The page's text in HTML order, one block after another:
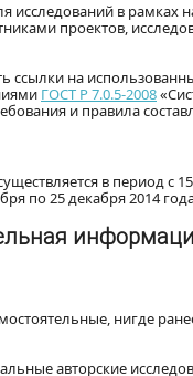
исследований в
проектов,
ссылки на
ГОСТ Р 7.0.5-2008
и правила
в период с
по 25 декабря 2014
нигде
авторские